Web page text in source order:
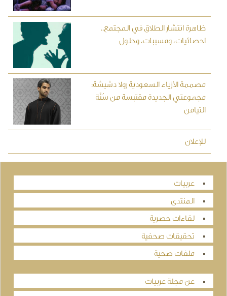
ظاهرة انتشار الطلاق في المجتمع..
احصائيات، ومسببات، وحلول
مصممة الأزياء السعودية رولا دشيشة:
مجموعتي الجديدة مقتبسة من سُنَّة
التيامن
للإعلان
عربيات
المنتدى
لقاءات حصرية
تحقيقات صحفية
ملفات صحية
عن مجلة عربيات